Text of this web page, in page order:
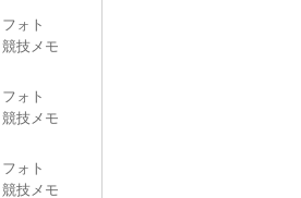
フォト
競技メモ
フォト
競技メモ
フォト
競技メモ